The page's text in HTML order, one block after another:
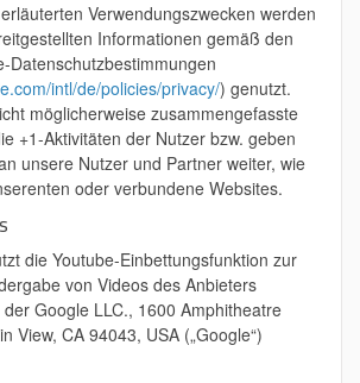
Verwendungszwecken werden
Informationen gemäß den
Datenschutzbestimmungen
intl/de/policies/privacy/) genutzt.
möglicherweise zusammengefasste
+1-Aktivitäten der Nutzer bzw. geben
unsere Nutzer und Partner weiter, wie
oder verbundene Websites.
die Youtube-Einbettungsfunktion zur
von Videos des Anbieters
der Google LLC., 1600 Amphitheatre
View, CA 94043, USA („Google“)